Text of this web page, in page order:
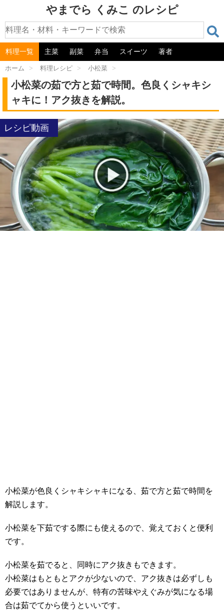
やまでら くみこ のレシピ
料理一覧 主菜 副菜 弁当 スイーツ 著者
ホーム > 料理レシピ > 小松菜 >
小松菜の茹で方と茹で時間。色良くシャキシ
ャキに！アク抜きを解説。
レシピ動画
小松菜が色良くシャキシャキになる、茹で方と茹で時間を
解説します。
小松菜を下茹でする際にも使えるので、覚えておくと便利
です。
小松菜を茹でると、同時にアク抜きもできます。
小松菜はもともとアクが少ないので、アク抜きは必ずしも
必要ではありませんが、特有の苦味やえぐみが気になる場
合は茹でてから使うといいです。